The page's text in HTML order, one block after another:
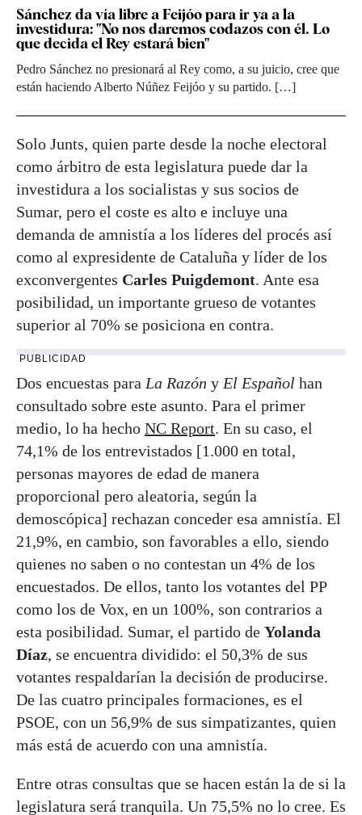
Sánchez da vía libre a Feijóo para ir ya a la
investidura: "No nos daremos codazos con él. Lo
que decida el Rey estará bien"
Pedro Sánchez no presionará al Rey como, a su juicio, cree que
están haciendo Alberto Núñez Feijóo y su partido. […]
Solo Junts, quien parte desde la noche electoral
como árbitro de esta legislatura puede dar la
investidura a los socialistas y sus socios de
Sumar, pero el coste es alto e incluye una
demanda de amnistía a los líderes del procés así
como al expresidente de Cataluña y líder de los
exconvergentes Carles Puigdemont. Ante esa
posibilidad, un importante grueso de votantes
superior al 70% se posiciona en contra.
PUBLICIDAD
Dos encuestas para La Razón y El Español han
consultado sobre este asunto. Para el primer
medio, lo ha hecho NC Report. En su caso, el
74,1% de los entrevistados [1.000 en total,
personas mayores de edad de manera
proporcional pero aleatoria, según la
demoscópica] rechazan conceder esa amnistía. El
21,9%, en cambio, son favorables a ello, siendo
quienes no saben o no contestan un 4% de los
encuestados. De ellos, tanto los votantes del PP
como los de Vox, en un 100%, son contrarios a
esta posibilidad. Sumar, el partido de Yolanda
Díaz, se encuentra dividido: el 50,3% de sus
votantes respaldarían la decisión de producirse.
De las cuatro principales formaciones, es el
PSOE, con un 56,9% de sus simpatizantes, quien
más está de acuerdo con una amnistía.
Entre otras consultas que se hacen están la de si la
legislatura será tranquila. Un 75,5% no lo cree. Es